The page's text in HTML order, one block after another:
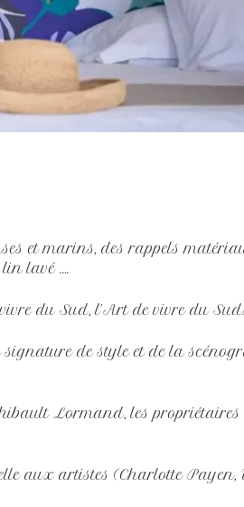
et marins, des rappels
lin lavé ….
du Sud, l’Art de vivre du
signature de style et de la
Lormand, les propriétaires
aux artistes (Charlotte